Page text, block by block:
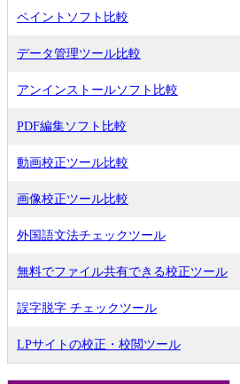
ペイントソフト比較
データ管理ツール比較
アンインストールソフト比較
PDF編集ソフト比較
動画校正ツール比較
画像校正ツール比較
外国語文法チェックツール
無料でファイル共有できる校正ツール
誤字脱字 チェックツール
LPサイトの校正・校閲ツール